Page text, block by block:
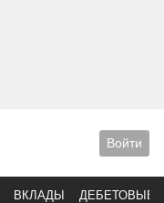
Войти
ВКЛАДЫ ДЕБЕТОВЫЕ